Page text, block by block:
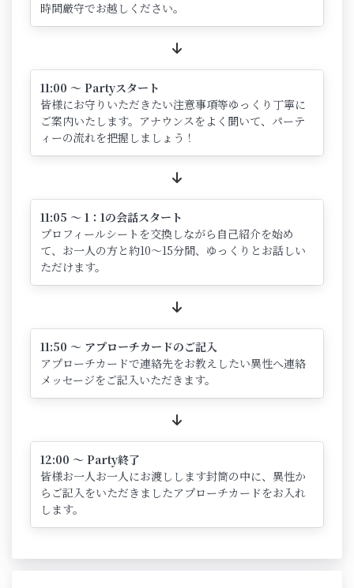
時間厳守でお越しください。
11:00 ～ Partyスタート
皆様にお守りいただきたい注意事項等ゆっくり丁寧に
ご案内いたします。アナウンスをよく聞いて、パーテ
ィーの流れを把握しましょう！
11:05 ～ 1：1の会話スタート
プロフィールシートを交換しながら自己紹介を始め
て、お一人の方と約10～15分間、ゆっくりとお話しい
ただけます。
11:50 ～ アプローチカードのご記入
アプローチカードで連絡先をお教えしたい異性へ連絡
メッセージをご記入いただきます。
12:00 ～ Party終了
皆様お一人お一人にお渡しします封筒の中に、異性か
らご記入をいただきましたアプローチカードをお入れ
します。